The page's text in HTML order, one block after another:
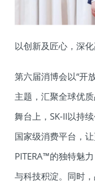
以创新及匠心，深
第六届消博会以“开
主题，汇聚全球优
舞台上，SK-II以持
国家级消费平台，
PITERA™的独特魅
与科技积淀。同时